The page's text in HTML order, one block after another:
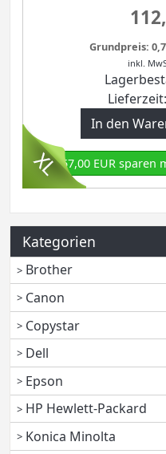
Grundpreis:
inkl.
In den
57,00 EUR
Kategorien
Brother
Canon
Copystar
Dell
Epson
HP Hewlett-Packard
Konica Minolta